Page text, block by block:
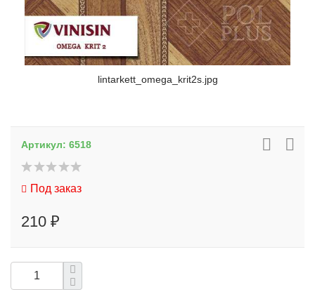
lintarkett_omega_krit2s.jpg
Артикул: 6518
Под заказ
210 ₽